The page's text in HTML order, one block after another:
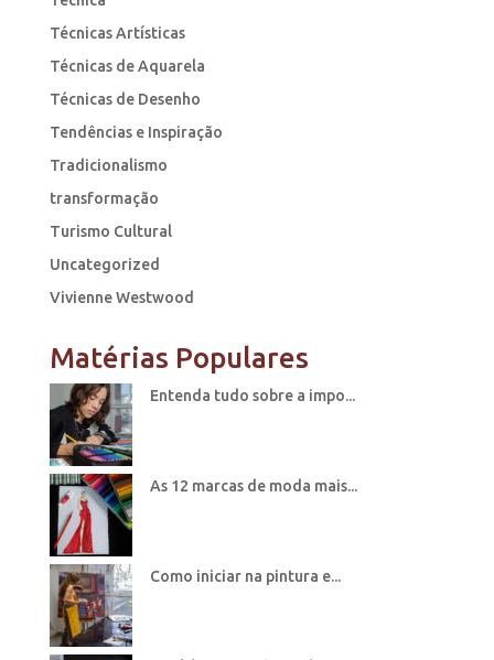
Técnicas Artísticas
Técnicas de Aquarela
Técnicas de Desenho
Tendências e Inspiração
Tradicionalismo
transformação
Turismo Cultural
Uncategorized
Vivienne Westwood
Matérias Populares
Entenda tudo sobre a impo...
As 12 marcas de moda mais...
Como iniciar na pintura e...